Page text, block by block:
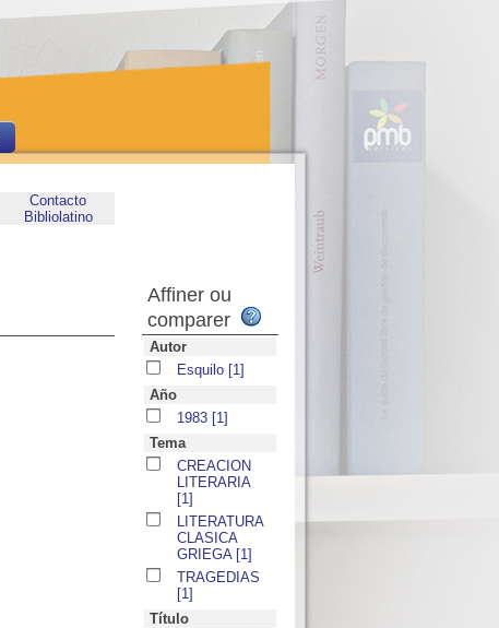
Contacto
Bibliolatino
Affiner ou
comparer
Autor
Esquilo [1]
Año
1983 [1]
Tema
CREACION
LITERARIA
[1]
LITERATURA
CLASICA
GRIEGA [1]
TRAGEDIAS
[1]
Título